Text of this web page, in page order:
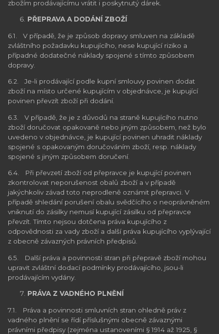
zbožím prodávajícímu vrátit i poskytnutý dárek.
PŘEPRAVA A DODÁNÍ ZBOŽÍ
6.1. V případě, že je způsob dopravy smluven na základě
zvláštního požadavku kupujícího, nese kupující riziko a
případné dodatečné náklady spojené s tímto způsobem
dopravy.
6.2. Je-li prodávající podle kupní smlouvy povinen dodat
zboží na místo určené kupujícím v objednávce, je kupující
povinen převzít zboží při dodání.
6.3. V případě, že je z důvodů na straně kupujícího nutno
zboží doručovat opakovaně nebo jiným způsobem, než bylo
uvedeno v objednávce, je kupující povinen uhradit náklady
spojené s opakovaným doručováním zboží, resp. náklady
spojené s jiným způsobem doručení.
6.4. Při převzetí zboží od přepravce je kupující povinen
zkontrolovat neporušenost obalů zboží a v případě
jakýchkoliv závad toto neprodleně oznámit přepravci. V
případě shledání porušení obalu svědčícího o neoprávněném
vniknutí do zásilky nemusí kupující zásilku od přepravce
převzít. Tímto nejsou dotčena práva kupujícího z
odpovědnosti za vady zboží a další práva kupujícího vyplývající
z obecně závazných právních předpisů.
6.5. Další práva a povinnosti stran při přepravě zboží mohou
upravit zvláštní dodací podmínky prodávajícího, jsou-li
prodávajícím vydány.
PRÁVA Z VADNÉHO PLNĚNÍ
7.1. Práva a povinnosti smluvních stran ohledně práv z
vadného plnění se řídí příslušnými obecně závaznými
právními předpisy (zejména ustanoveními § 1914 až 1925, §